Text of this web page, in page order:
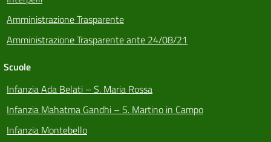
Amministrazione Trasparente
Amministrazione Trasparente ante 24/08/21
Scuole
Infanzia Ada Belati – S. Maria Rossa
Infanzia Mahatma Gandhi – S. Martino in Campo
Infanzia Montebello